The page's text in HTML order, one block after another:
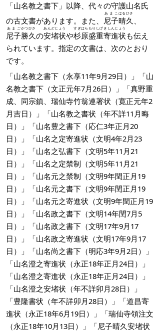
「山名教之書下」以降、代々の守護山名氏
の古文書があります。また、 尼子
あまこ
晴
はる
久
ひさ
、
尼子
あまご
勝
かつ
久
ひさ
の安堵状
あんどじょう
や杉原
すぎはら
盛
もり
重
しげ
寄進状
きしんじょう
も伝え
られています。指定の文書は、次のとおり
です。
「山名教之書下（永享11年9月29日）」「山
名教之書下（文正元年7月26日）」「真野重
成、同宗鎮、瑞仙寺竹翁連署状（寛正元年2
月吉日）」「山名教之書状（年不詳11月晦
日）」「山名豊之書下（応仁3年正月20
日）」「山名之定寄進状（文明4年2月23
日）」「山名之弘書下（文明5年11月21
日）」「山名之定禁制（文明5年11月21
日）」「山名元之禁制（文明9年閏正月19
日）」「山名元之書下（文明9年閏正月19
日）」「山名元之寄進状（文明9年閏正月19
日）」「山名政之書下（文明14年閏7月5
日）」「山名政之書下（文明17年9月17
日）」「山名政之寄進状（文明17年9月17
日）」「山名尚之書下（明応3年9月2日）」
「山名澄之寄進状（永正18年正月24日）」
「山名澄之寄進状（永正18年正月24日）」
「山名澄之安堵状（年不詳卯月28日）」
「豊隆書状（年不詳卯月28日）」「道昌寄
進状（永正18年6月19日）」「瑞仙寺領注文
（永正18年10月13日）」「尼子晴久安堵状